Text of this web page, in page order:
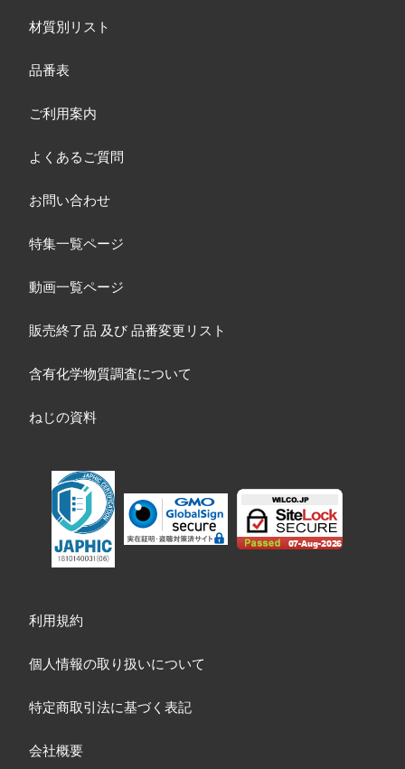
材質別リスト
品番表
ご利用案内
よくあるご質問
お問い合わせ
特集一覧ページ
動画一覧ページ
販売終了品 及び品番変更リスト
含有化学物質調査について
ねじの資料
利用規約
個人情報の取り扱いについて
特定商取引法に基づく表記
会社概要